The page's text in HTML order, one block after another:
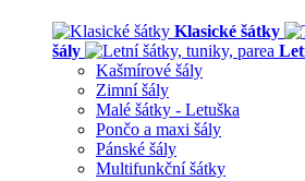
Klasické šátky
šály
Kašmírové šály
Zimní šály
Malé šátky - Letuška
Pončo a maxi šály
Pánské šály
Multifunkční šátky